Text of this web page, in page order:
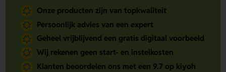
Onze producten zijn van topkwaliteit
Persoonlijk advies van een expert
Geheel vrijblijvend een gratis digitaal voorbeeld
Wij rekenen geen start- en instelkosten
Klanten beoordelen ons met een 9.7 op kiyoh